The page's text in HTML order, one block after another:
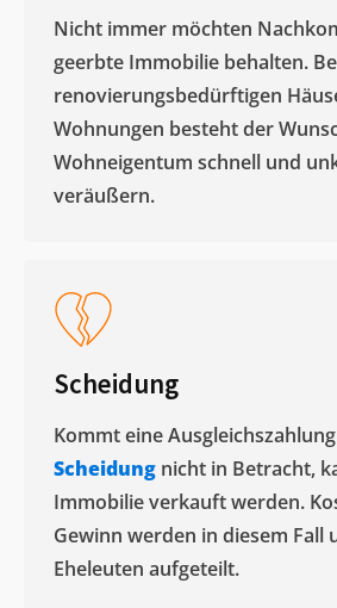
Nicht immer möchten
geerbte Immobilie behalten.
renovierungsbedürftigen
Wohnungen besteht der
Wohneigentum schnell und
veräußern. ​
Scheidung
Kommt eine Ausgleichszahlung
Scheidung nicht in Betracht,
Immobilie verkauft werden.
Gewinn werden in diesem Fall
Eheleuten aufgeteilt.​